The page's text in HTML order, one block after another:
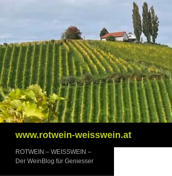
www.rotwein-weisswein.at
ROTWEIN – WEISSWEIN –
Der WeinBlog für Geniesser